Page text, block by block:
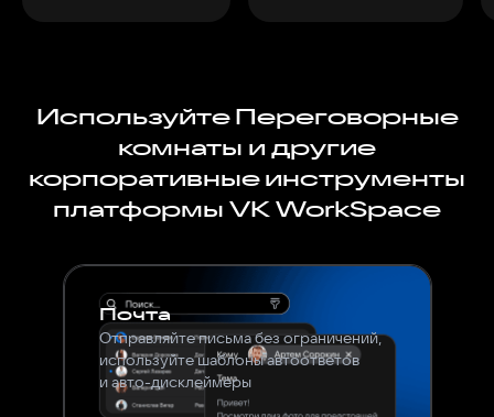
Используйте Переговорные
комнаты и другие
корпоративные инструменты
платформы VK WorkSpace
Почта
Отправляйте письма без ограничений,
используйте шаблоны автоответов
и авто-дисклеймеры